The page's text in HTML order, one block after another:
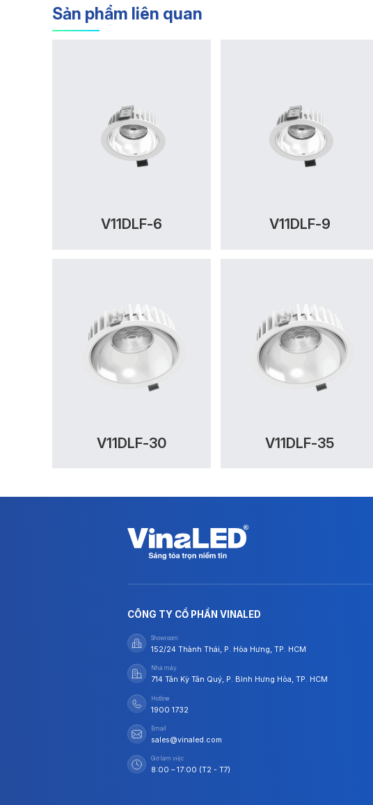
Sản phẩm liên quan
V11DLF-6 V11DLF-9
V11DLF-30 V11DLF-35
CÔNG TY CỔ PHẦN VINALED
Showroom
152/24 Thành Thái, P. Hòa Hưng, TP. HCM
Nhà máy
714 Tân Kỳ Tân Quý, P. Bình Hưng Hòa, TP. HCM
Hotline
1900 1732
Email
sales@vinaled.com
Giờ làm việc
8:00 – 17:00 (T2 - T7)